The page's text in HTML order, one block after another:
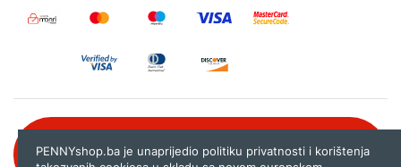
PENNYshop.ba je unaprijedio politiku privatnosti i korištenja